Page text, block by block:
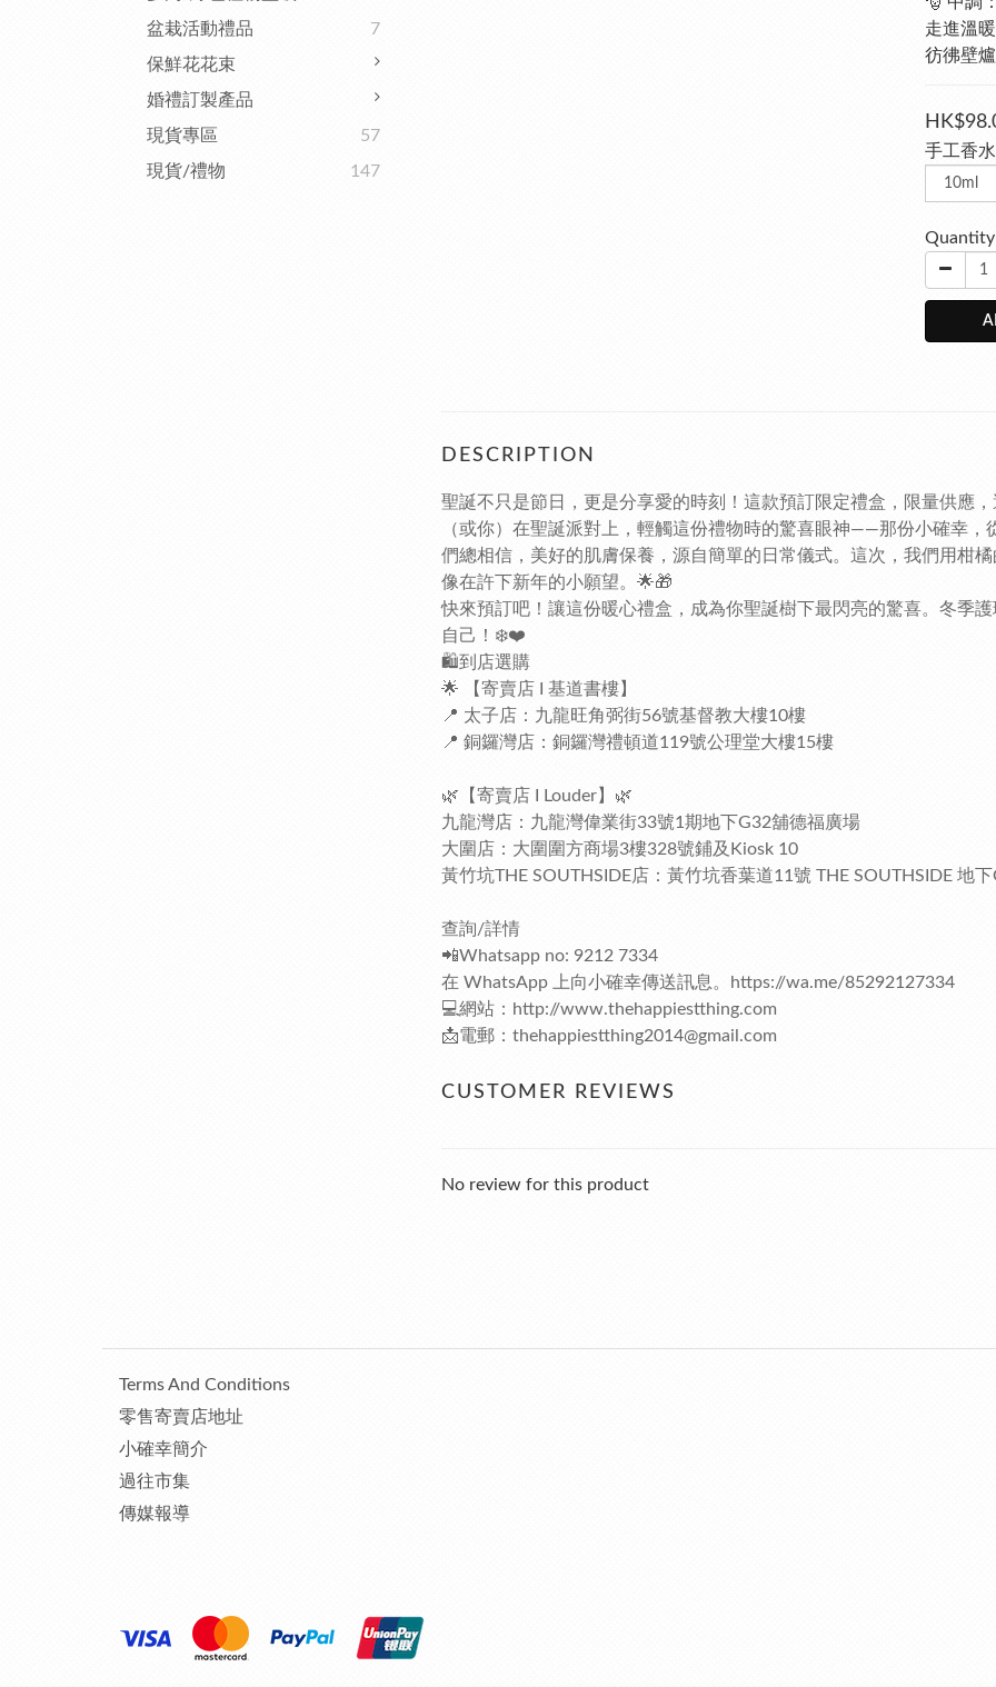
盆栽活動禮品
7
保鮮花花束
婚禮訂製產品
現貨專區
57
現貨/禮物
147
走進溫
彷彿壁
手工香水
Quantity
DESCRIPTION
聖誕不只是節日，更是分享愛的時刻！這款預訂限定禮盒，限量供應
（或你）在聖誕派對上，輕觸這份禮物時的驚喜眼神——那份小確幸
們總相信，美好的肌膚保養，源自簡單的日常儀式。這次，我們用柑
像在許下新年的小願望。🌟🎁
快來預訂吧！讓這份暖心禮盒，成為你聖誕樹下最閃亮的驚喜。冬季
自己！❄️❤️
🛍️到店選購
🌟 【寄賣店 I 基道書樓】
📍 太子店：九龍旺角弼街56號基督教大樓10樓
📍 銅鑼灣店：銅鑼灣禮頓道119號公理堂大樓15樓
🌿【寄賣店 I Louder】🌿
九龍灣店：九龍灣偉業街33號1期地下G32舖德福廣場
大圍店：大圍圍方商場3樓328號鋪及Kiosk 10
黃竹坑THE SOUTHSIDE店：黃竹坑香葉道11號 THE SOUTHSIDE 地
查詢/詳情
📲Whatsapp no: 9212 7334
在 WhatsApp 上向小確幸傳送訊息。https://wa.me/85292127334
💻網站：http://www.thehappiestthing.com
📩電郵：thehappiestthing2014@gmail.com
CUSTOMER REVIEWS
No review for this product
Terms And Conditions
零售寄賣店地址
小確幸簡介
過往市集
傳媒報導